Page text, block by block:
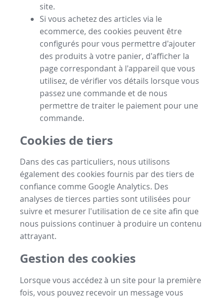
site.
Si vous achetez des articles via le
ecommerce, des cookies peuvent être
configurés pour vous permettre d'ajouter
des produits à votre panier, d'afficher la
page correspondant à l'appareil que vous
utilisez, de vérifier vos détails lorsque vous
passez une commande et de nous
permettre de traiter le paiement pour une
commande.
Cookies de tiers
Dans des cas particuliers, nous utilisons
également des cookies fournis par des tiers de
confiance comme Google Analytics. Des
analyses de tierces parties sont utilisées pour
suivre et mesurer l'utilisation de ce site afin que
nous puissions continuer à produire un contenu
attrayant.
Gestion des cookies
Lorsque vous accédez à un site pour la première
fois, vous pouvez recevoir un message vous